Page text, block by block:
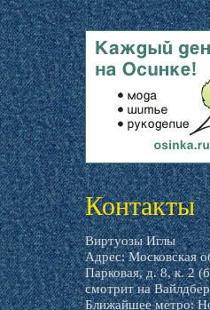
livemaster.ru
Контакты
Виртуозы Иглы
Адрес: Московская
Парковая, д. 8, к. 2
смотрит на
Ближайшее метро: